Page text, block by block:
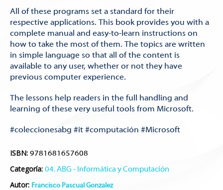
All of these programs set a standard for their
respective applications. This book provides you with a
complete manual and easy-to-learn instructions on
how to take the most of them. The topics are written
in simple language so that all of the content is
available to any user, whether or not they have
previous computer experience.
The lessons help readers in the full handling and
learning of these very useful tools from Microsoft.
#coleccionesabg #it #computación #Microsoft
ISBN: 9781681657608
Categoría: 04. ABG - Informática y Computación
Autor: Francisco Pascual Gonzalez